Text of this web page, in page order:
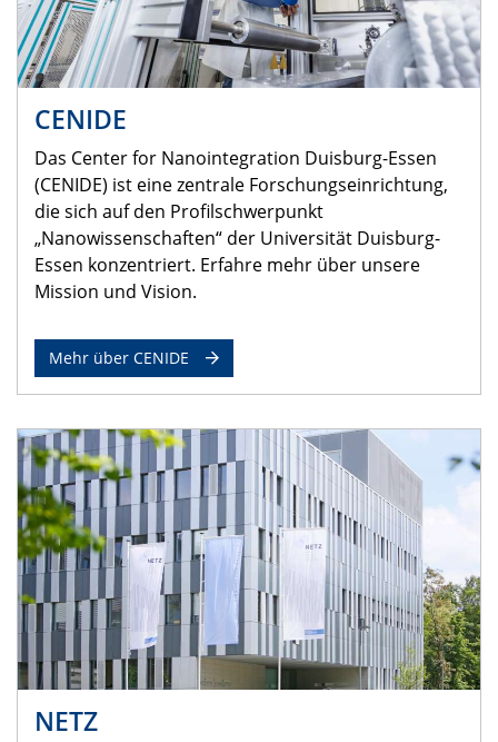
CENIDE
Das Center for Nanointegration Duisburg-Essen
(CENIDE) ist eine zentrale Forschungseinrichtung,
die sich auf den Profilschwerpunkt
„Nanowissenschaften“ der Universität Duisburg-
Essen konzentriert. Erfahre mehr über unsere
Mission und Vision.
Mehr über CENIDE
NETZ